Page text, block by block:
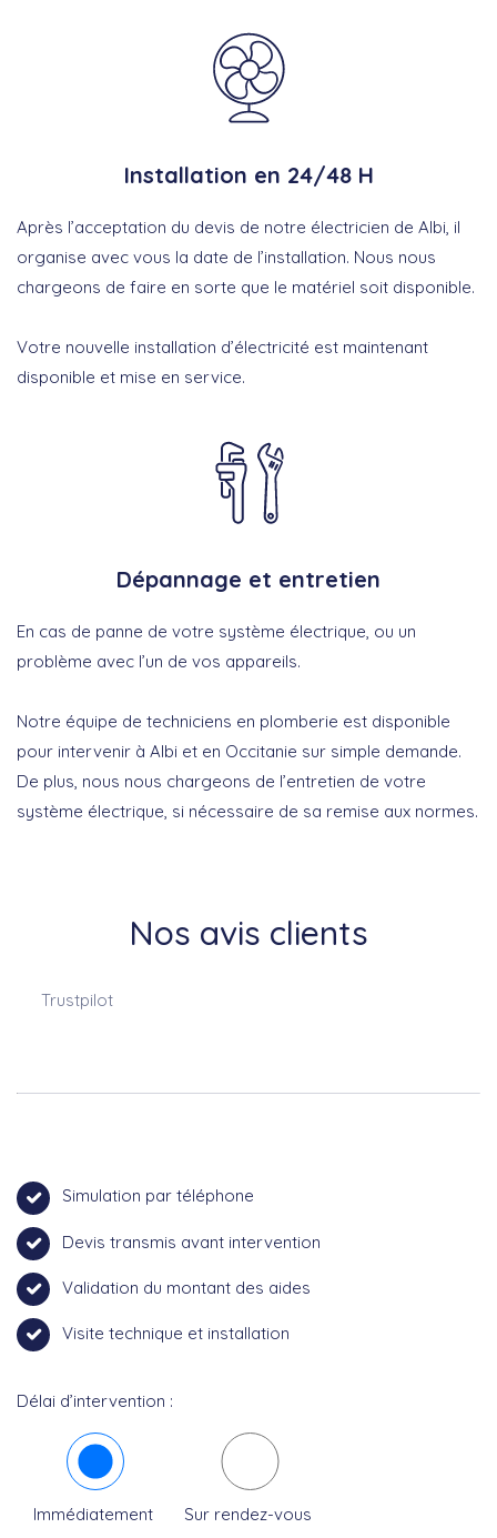
Installation en 24/48 H
Après l’acceptation du devis de notre électricien de Albi, il
organise avec vous la date de l’installation. Nous nous
chargeons de faire en sorte que le matériel soit disponible.
Votre nouvelle installation d’électricité est maintenant
disponible et mise en service.
Dépannage et entretien
En cas de panne de votre système électrique, ou un
problème avec l’un de vos appareils.
Notre équipe de techniciens en plomberie est disponible
pour intervenir à Albi et en Occitanie sur simple demande.
De plus, nous nous chargeons de l’entretien de votre
système électrique, si nécessaire de sa remise aux normes.
Nos avis clients
Trustpilot
Simulation par téléphone
Devis transmis avant intervention
Validation du montant des aides
Visite technique et installation
Délai d’intervention :
Immédiatement Sur rendez-vous